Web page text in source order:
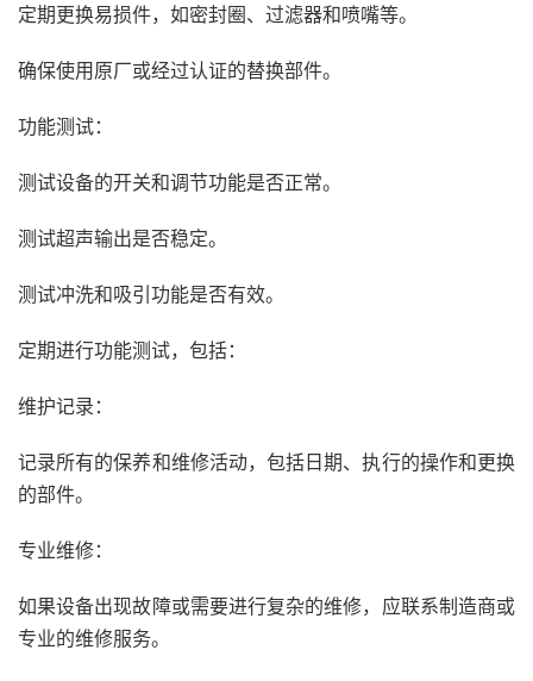
定期更换易损件，如密封圈、过滤器和喷嘴等。
确保使用原厂或经过认证的替换部件。
功能测试：
测试设备的开关和调节功能是否正常。
测试超声输出是否稳定。
测试冲洗和吸引功能是否有效。
定期进行功能测试，包括：
维护记录：
记录所有的保养和维修活动，包括日期、执行的操作和更换
的部件。
专业维修：
如果设备出现故障或需要进行复杂的维修，应联系制造商或
专业的维修服务。